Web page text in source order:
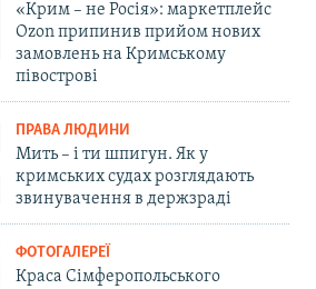
«Крим – не Росія»: маркетплейс
Ozon припинив прийом нових
замовлень на Кримському
півострові
ПРАВА ЛЮДИНИ
Мить – і ти шпигун. Як у
кримських судах розглядають
звинувачення в держзраді
ФОТОГАЛЕРЕЇ
Краса Сімферопольського